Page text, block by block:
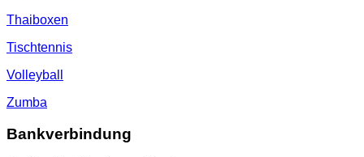
Thaiboxen
Tischtennis
Volleyball
Zumba
Bankverbindung